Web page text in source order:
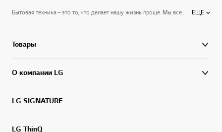
Бытовая техника – это то, что делает нашу жизнь проще. Мы все хотим, чтобы она была удобной, надежной, хорошо вписывалась в интерьер и не занимала много места. Приборы LG не просто отвечают всем этим запросам – они выводят само понятие бытовой техники на новый уровень. Создавая потребительскую электронику, компания стремится расширить ее привычный функционал, сделать прогрессивные технологии более доступными, управление более удобным, а дизайн – опережающим время. LG – это техника, которая делает прогресс частью повседневной жизни. ЕЩЕ
Товары
О компании LG
LG SIGNATURE
LG ThinQ